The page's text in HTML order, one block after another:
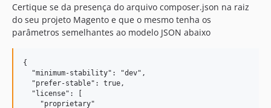
Certique se da presença do arquivo composer.json na raiz
do seu projeto Magento e que o mesmo tenha os
parâmetros semelhantes ao modelo JSON abaixo
{
  "minimum-stability": "dev",
  "prefer-stable": true,
  "license": [
    "proprietary"